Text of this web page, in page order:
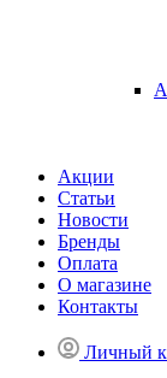
Акции
Статьи
Новости
Бренды
Оплата
О магазине
Контакты
Личный